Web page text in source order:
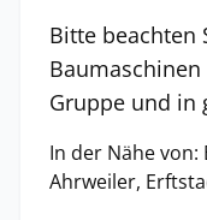
Bitte beachten
Gruppe und in
In der Nähe von:
Ahrweiler,